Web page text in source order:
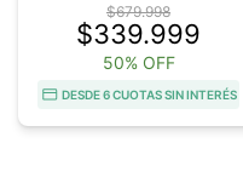
$679.998
$339.999
50% OFF
DESDE 6 CUOTAS SIN INTERÉS